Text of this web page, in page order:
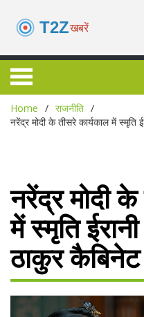
Home
राजनीति
नरेंद्र मोदी के तीसरे कार्यकाल में
नरेंद्र मोदी
में स्मृति
ठाकुर